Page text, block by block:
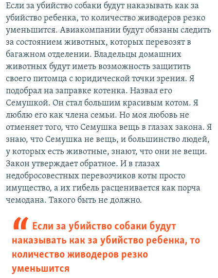
Если за убийство собаки будут наказывать как за
убийство ребенка, то количество живодеров резко
уменьшится. Авиакомпании будут обязаны следить
за состоянием животных, которых перевозят в
багажном отделении. Владельцы домашних
животных будут иметь возможность защитить
своего питомца с юридической точки зрения. Я
подобрал на заправке котенка. Назвал его
Семушкой. Он стал большим красивым котом. Я
люблю его как члена семьи. Но моя любовь не
отменяет того, что Семушка вещь в глазах закона. Я
знаю, что Семушка не вещь, и большинство людей,
у которых есть животные, знают, что они не вещи.
Закон утверждает обратное. И в глазах
недобросовестных перевозчиков коты просто
имущество, а их гибель расценивается как порча
чемодана. Такого быть не должно.
Если за убийство собаки будут
наказывать как за убийство ребенка, то
количество живодеров резко
уменьшится